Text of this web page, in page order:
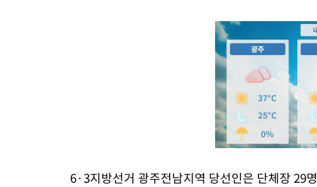
6·3지방선거 광주전남지역 당선인은 단체장 29